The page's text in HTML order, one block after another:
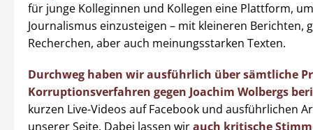
für junge Kolleginnen und Kollegen eine Plattform,
Journalismus einzusteigen – mit kleineren Berichten,
Recherchen, aber auch meinungsstarken Texten.
Durchweg haben wir ausführlich über sämtliche
Korruptionsverfahren gegen Joachim Wolbergs
kurzen Live-Videos auf Facebook und ausführlichen
unserer Seite. Dabei lassen wirauch kritische